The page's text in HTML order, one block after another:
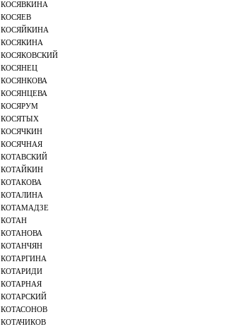
КОСЯВКИНА
КОСЯЕВ
КОСЯЙКИНА
КОСЯКИНА
КОСЯКОВСКИЙ
КОСЯНЕЦ
КОСЯНКОВА
КОСЯНЦЕВА
КОСЯРУМ
КОСЯТЫХ
КОСЯЧКИН
КОСЯЧНАЯ
КОТАВСКИЙ
КОТАЙКИН
КОТАКОВА
КОТАЛИНА
КОТАМАДЗЕ
КОТАН
КОТАНОВА
КОТАНЧЯН
КОТАРГИНА
КОТАРИДИ
КОТАРНАЯ
КОТАРСКИЙ
КОТАСОНОВ
КОТАЧИКОВ